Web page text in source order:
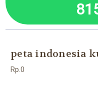
peta indonesia
Rp.0